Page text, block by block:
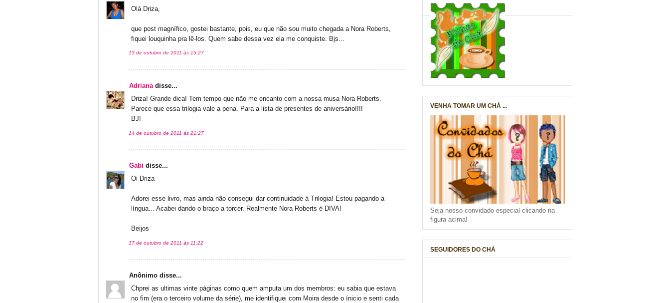
Olá Driza,
que post magnífico, gostei bastante, pois, eu que não sou muito chegada a Nora Roberts,
fiquei louquinha pra lê-los. Quem sabe dessa vez ela me conquiste. Bjs...
13 de outubro de 2011 às 15:27
Adriana disse...
Driza! Grande dica! Tem tempo que não me encanto com a nossa musa Nora Roberts.
Parece que essa trilogia vale a pena. Para a lista de presentes de aniversário!!!!
BJ!
14 de outubro de 2011 às 21:27
Gabi disse...
Oi Driza
Adorei esse livro, mas ainda não consegui dar continuidade à Trilogia! Estou pagando a
língua... Acabei dando o braço a torcer. Realmente Nora Roberts é DIVA!
Beijos
17 de outubro de 2011 às 11:22
Anônimo disse...
Chprei as ultimas vinte páginas como quem amputa um dos membros: eu sabia que estava
no fim (era o terceiro volume da série), me identifiquei com Moira desde o ínicio e senti cada
VENHA TOMAR UM CHÁ ...
Seja nosso convidado especial clicando na
figura acima!
SEGUIDORES DO CHÁ